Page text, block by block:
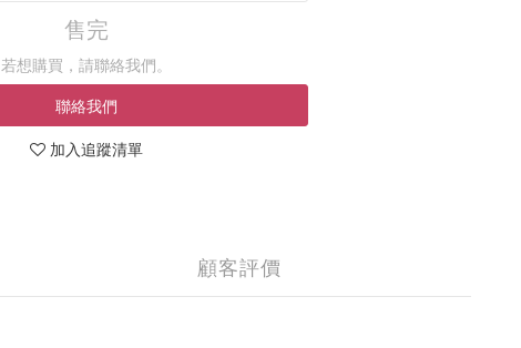
售完
若想購買，請聯絡我們。
聯絡我們
加入追蹤清單
顧客評價